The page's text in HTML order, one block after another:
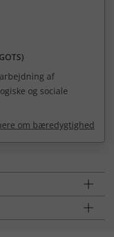
af
og sociale
om bæredygtighed